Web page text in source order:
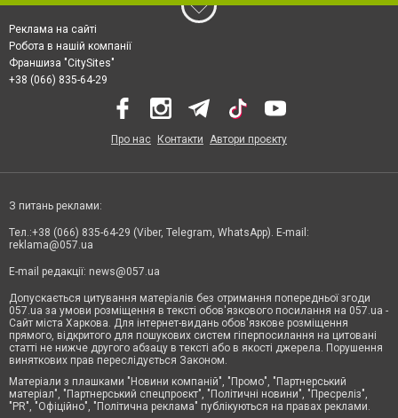
Реклама на сайті
Робота в нашій компанії
Франшиза "CitySites"
+38 (066) 835-64-29
Про нас Контакти Автори проєкту
З питань реклами:
Тел.:+38 (066) 835-64-29 (Viber, Telegram, WhatsApp). E-mail:
reklama@057.ua
E-mail редакції: news@057.ua
Допускається цитування матеріалів без отримання попередньої згоди
057.ua за умови розміщення в тексті обов'язкового посилання на 057.ua -
Сайт міста Харкова. Для інтернет-видань обов'язкове розміщення
прямого, відкритого для пошукових систем гіперпосилання на цитовані
статті не нижче другого абзацу в тексті або в якості джерела. Порушення
виняткових прав переслідується Законом.
Матеріали з плашками "Новини компаній", "Промо", "Партнерський
матеріал", "Партнерський спецпроєкт", "Політичні новини", "Пресреліз",
"PR", "Офіційно", "Політична реклама" публікуються на правах реклами.